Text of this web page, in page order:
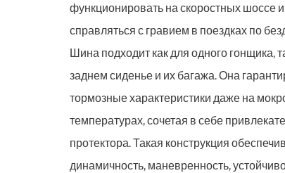
функционировать на скоростных шоссе
справляться с гравием в поездках по
Шина подходит как для одного гонщика,
заднем сиденье и их багажа. Она
тормозные характеристики даже на
температурах, сочетая в себе
протектора. Такая конструкция
динамичность, маневренность,